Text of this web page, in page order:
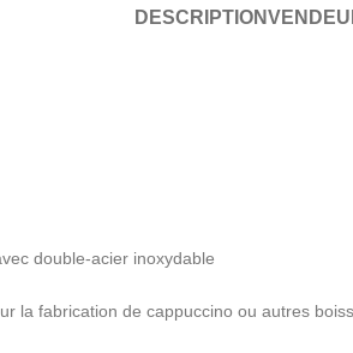
DESCRIPTION
double-acier inoxydable
la fabrication de cappuccino ou autres